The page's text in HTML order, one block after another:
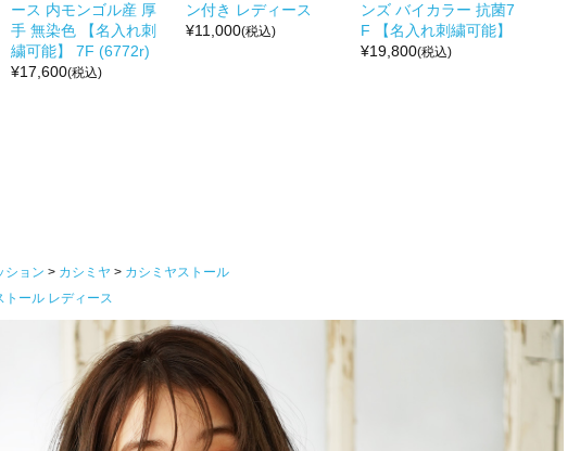
ース 内モンゴル産 厚
手 無染色 【名入れ刺
繍可能】 7F (6772r)
¥17,600(税込)
ン付き レディース
¥11,000(税込)
ンズ バイカラー 抗菌7
F 【名入れ刺繍可能】
¥19,800(税込)
ション カシミヤ
カシミヤストール
トール レディース